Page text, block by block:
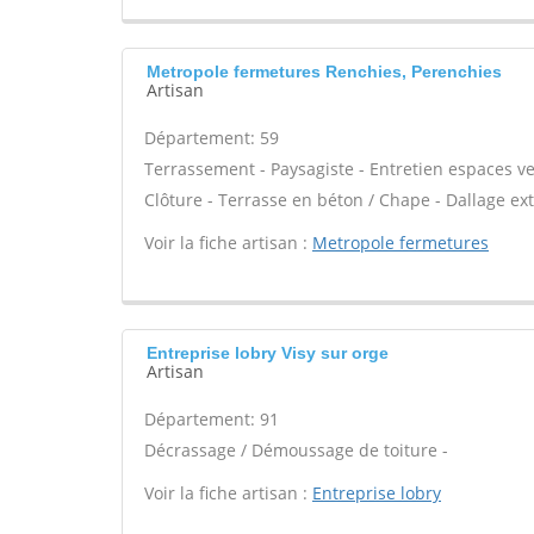
Metropole fermetures Renchies, Perenchies
Artisan
Département: 59
Terrassement - Paysagiste - Entretien espaces
Clôture - Terrasse en béton / Chape - Dallage
Voir la fiche artisan : Metropole fermetures
Entreprise lobry Visy sur orge
Artisan
Département: 91
Décrassage / Démoussage de toiture -
Voir la fiche artisan : Entreprise lobry